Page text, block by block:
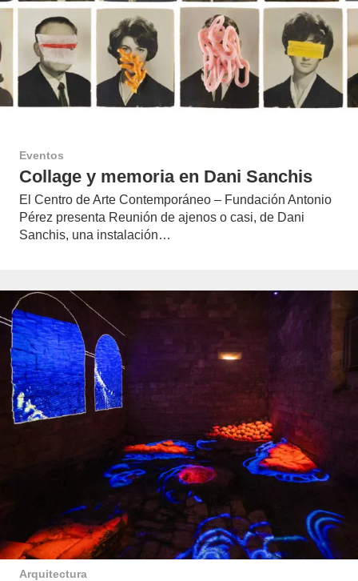
Eventos
Collage y memoria en Dani Sanchis
El Centro de Arte Contemporáneo – Fundación Antonio
Pérez presenta Reunión de ajenos o casi, de Dani
Sanchis, una instalación…
Arquitectura